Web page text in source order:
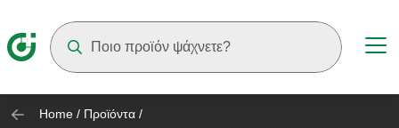
Home / Προϊόντα /